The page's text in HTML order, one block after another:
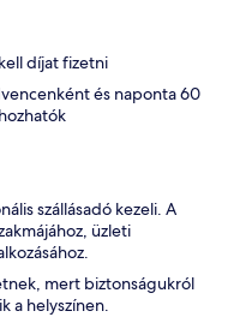
díjat fizetni
és naponta 60
szállásadó kezeli. A
üzleti
mert biztonságukról
a helyszínen.